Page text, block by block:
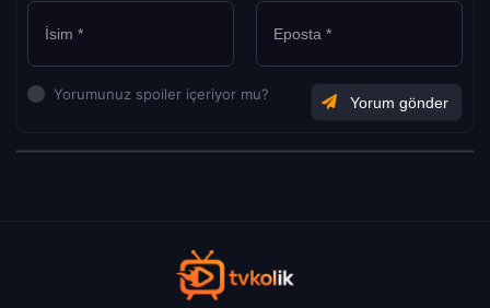
Yorumunuz spoiler içeriyor mu?